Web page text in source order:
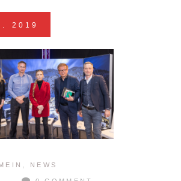
2019
NEWS